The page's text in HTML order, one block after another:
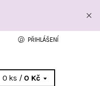
PŘIHLÁŠENÍ
0 ks / 0 Kč